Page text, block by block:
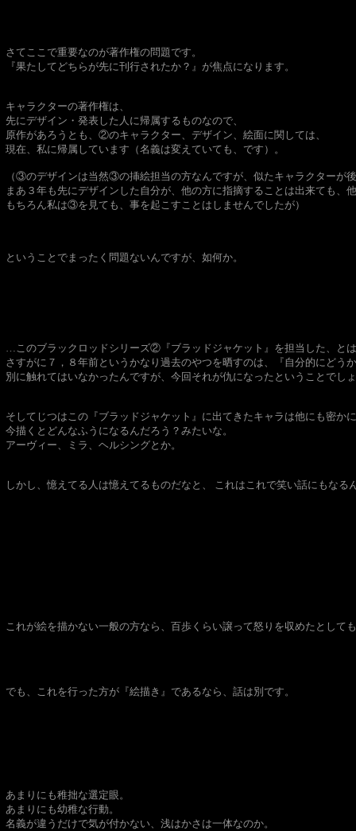
さてここで重要なのが著作権の問題です。
『果たしてどちらが先に刊行されたか？』が焦点になります。
キャラクターの著作権は、
先にデザイン・発表した人に帰属するものなので、
原作があろうとも、②のキャラクター、デザイン、絵面に関しては、
現在、私に帰属しています（名義は変えていても、です）。
（③のデザインは当然③の挿絵担当の方なんですが、似たキャラクターが
まあ３年も先にデザインした自分が、他の方に指摘することは出来ても、
もちろん私は③を見ても、事を起こすことはしませんでしたが）
ということでまったく問題ないんですが、如何か。
…このブラックロッドシリーズ②『ブラッドジャケット』を担当した、と
さすがに７，８年前というかなり過去のやつを晒すのは、『自分的にどう
別に触れてはいなかったんですが、今回それが仇になったということでし
そしてじつはこの『ブラッドジャケット』に出てきたキャラは他にも密か
今描くとどんなふうになるんだろう？みたいな。
アーヴィー、ミラ、ヘルシングとか。
しかし、憶えてる人は憶えてるものだなと、 これはこれで笑い話にもな
これが絵を描かない一般の方なら、百歩くらい譲って怒りを収めたとして
でも、これを行った方が『絵描き』であるなら、話は別です。
あまりにも稚拙な選定眼。
あまりにも幼稚な行動。
名義が違うだけで気が付かない、浅はかさは一体なのか。